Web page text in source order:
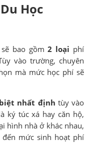
Học
sẽ bao gồm2 loại phí
vào trường, chuyên
mà mức học phí sẽ
nhất định tùy vào
ký túc xá hay căn hộ,
hình nhà ở khác nhau,
mức sinh hoạt phí